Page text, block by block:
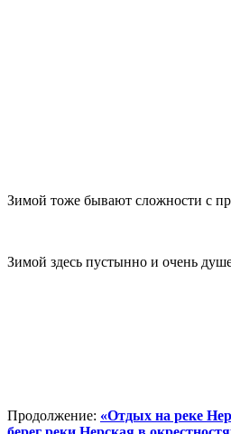
Зимой тоже бывают сложности с
Зимой здесь пустынно и очень
Продолжение: «Отдых на реке